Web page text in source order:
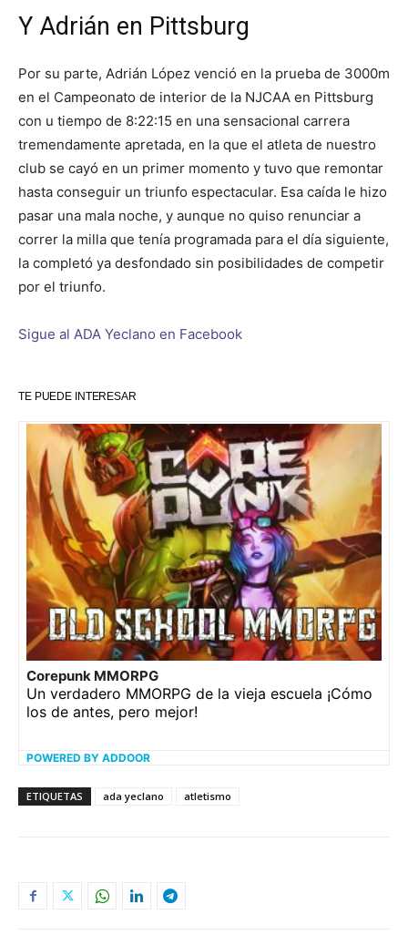
Y Adrián en Pittsburg
Por su parte, Adrián López venció en la prueba de 3000m
en el Campeonato de interior de la NJCAA en Pittsburg
con u tiempo de 8:22:15 en una sensacional carrera
tremendamente apretada, en la que el atleta de nuestro
club se cayó en un primer momento y tuvo que remontar
hasta conseguir un triunfo espectacular. Esa caída le hizo
pasar una mala noche, y aunque no quiso renunciar a
correr la milla que tenía programada para el día siguiente,
la completó ya desfondado sin posibilidades de competir
por el triunfo.
Sigue al ADA Yeclano en Facebook
TE PUEDE INTERESAR
Corepunk MMORPG
Un verdadero MMORPG de la vieja escuela ¡Cómo
los de antes, pero mejor!
POWERED BY ADDOOR
ETIQUETAS ada yeclano atletismo